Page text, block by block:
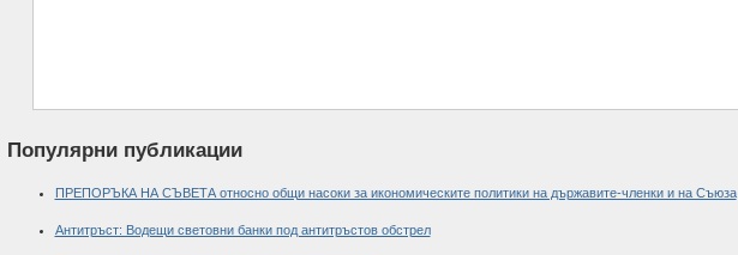
Популярни публикации
ПРЕПОРЪКА НА СЪВЕТА относно общи насоки за икономическите политики на държавите-членки и на Съюза
Антитръст: Водещи световни банки под антитръстов обстрел